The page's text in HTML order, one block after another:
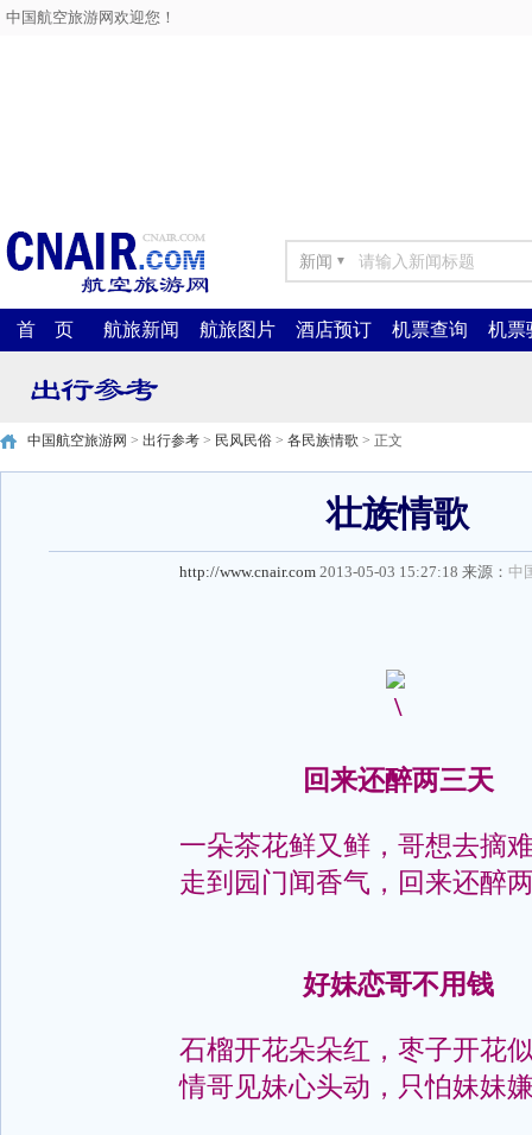
中国航空旅游网欢迎您！
新闻 ▼
首 页 航旅新闻 航旅图片 酒店预订 机票查询 机票
中国航空旅游网 > 出行参考 > 民风民俗 > 各民族情歌 > 正文
壮族情歌
http://www.cnair.com 2013-05-03 15:27:18 来源： 中
回来还醉两三天
一朵茶花鲜又鲜，哥想去摘
走到园门闻香气，回来还醉
好妹恋哥不用钱
石榴开花朵朵红，枣子开花
情哥见妹心头动，只怕妹妹